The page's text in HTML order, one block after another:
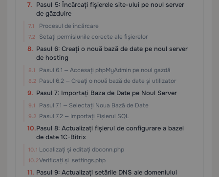
Pasul 5: Încărcați fișierele site-ului pe noul server
de găzduire
Procesul de încărcare
Setați permisiunile corecte ale fișierelor
Pasul 6: Creați o nouă bază de date pe noul server
de hosting
Pasul 6.1 — Accesați phpMyAdmin pe noul gazdă
Pasul 6.2 — Creați o nouă bază de date și utilizator
Pasul 7: Importați Baza de Date pe Noul Server
Pasul 7.1 — Selectați Noua Bază de Date
Pasul 7.2 — Importați Fișierul SQL
Pasul 8: Actualizați fișierul de configurare a bazei
de date 1C-Bitrix
Localizați și editați dbconn.php
Verificați și .settings.php
Pasul 9: Actualizați setările DNS ale domeniului